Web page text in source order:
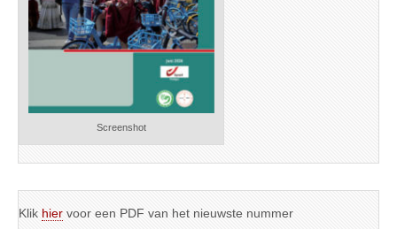
Screenshot
Klik hier voor een PDF van het nieuwste nummer